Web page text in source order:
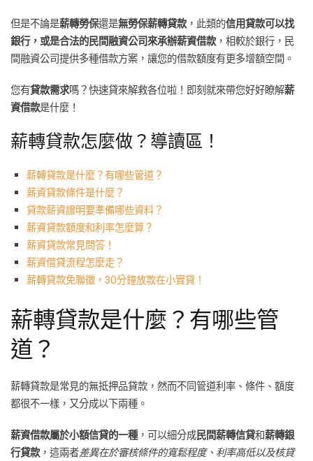
但是不論是薪轉勞保還是無勞保薪轉貸款，此類的信用貸款可以找
銀行，或是合法的民間融資公司來承辦薪資借款，相較於銀行，民
間融資公司提供多種借款方案，讓您的借款額度有更多增額空間。
您有貸款需求嗎？快速貸來解救各位啦！即刻就來帶您好好瞭解薪
資借款是什麼！
薪轉貸款怎麼做？導讀區！
薪轉貸款是什麼？有哪些管道？
薪資貸款條件是什麼？
貸款薪資證明要準備哪些資料？
薪資貸款額度和利率怎麼算？
薪資貸款常見問答！
薪資借貸流程怎麼走？
薪轉貸款免聯徵，30分鐘放款在小實貸！
薪轉貸款是什麼？有哪些管
道？
薪轉貸款是常見的無抵押品貸款，然而不同管道利率、條件、額度
都很不一樣，又分成以下兩種。
薪資借款屬於小額信貸的一種，可以細分成民間薪轉信貸和薪轉銀
行貸款，這兩者差異在於審核條件的寬鬆程度、利率高低以及核貸